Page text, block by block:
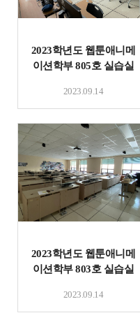
2023학년도 웹툰애니메
이션학부 805호 실습실
2023.09.14
2023학년도 웹툰애니메
이션학부 803호 실습실
2023.09.14